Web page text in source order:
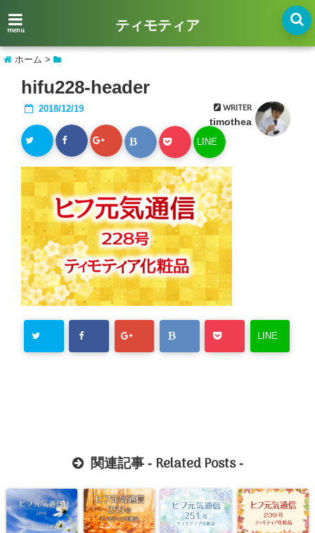
menu ティモティア
ホーム >
hifu228-header
2018/12/19 WRITER
timothea
LINE
LINE
関連記事 - Related Posts-